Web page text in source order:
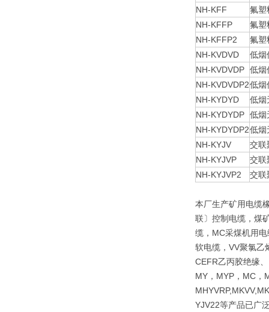
NH-KFF
氟塑
NH-KFFP
氟塑
NH-KFFP2
氟塑
NH-KVDVD
低烟
NH-KVDVDP 低烟
NH-KVDVDP2低烟
NH-KYDYD
低烟
NH-KYDYDP 低烟
NH-KYDYDP2低烟
NH-KYJV
交联
NH-KYJVP
交联
NH-KYJVP2
交联
本厂生产矿用电缆
联〕控制电缆，煤
缆，MC采煤机用
软电缆，VV聚氯乙
CEFR乙丙胶绝缘
MY，MYP，MC，
YJV22等产品已广